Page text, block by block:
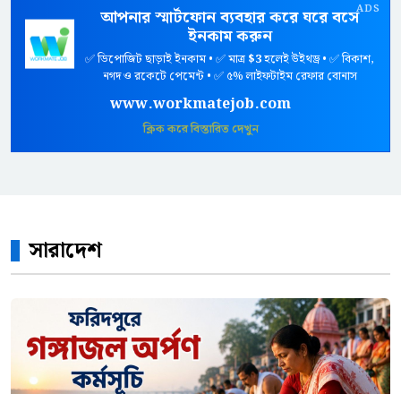
ADS
আপনার স্মার্টফোন ব্যবহার করে ঘরে বসে
ইনকাম করুন
✅ ডিপোজিট ছাড়াই ইনকাম • ✅ মাত্র$3হলেই উইথড্র • ✅ বিকাশ,
নগদ ও রকেটে পেমেন্ট • ✅ ৫% লাইফটাইম রেফার বোনাস
www.workmatejob.com
ক্লিক করে বিস্তারিত দেখুন
সারাদেশ